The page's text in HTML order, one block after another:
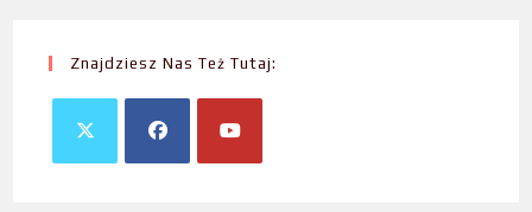
Znajdziesz Nas Też Tutaj: